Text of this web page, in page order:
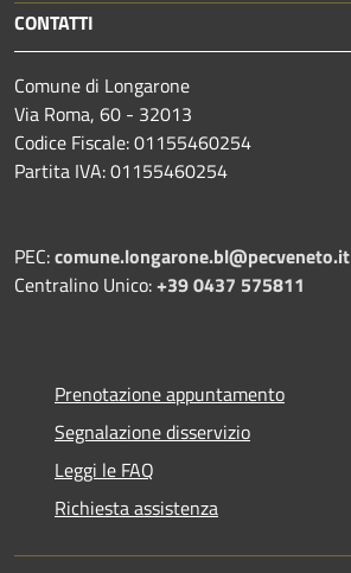
CONTATTI
Comune di Longarone
Via Roma, 60 - 32013
Codice Fiscale: 01155460254
Partita IVA: 01155460254
PEC:comune.longarone.bl@pecveneto.it
Centralino Unico:+39 0437 575811
Prenotazione appuntamento
Segnalazione disservizio
Leggi le FAQ
Richiesta assistenza